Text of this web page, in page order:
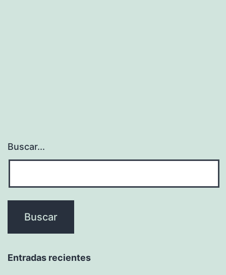
Buscar...
Entradas recientes